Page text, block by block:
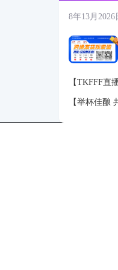
8年13月2026
【TKFFF直
带货视频
【举杯佳酿